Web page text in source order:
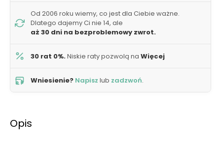
Od 2006 roku wiemy, co jest dla Ciebie ważne.
Dlatego dajemy Ci nie 14, ale
aż 30 dni na bezproblemowy zwrot.
30 rat 0%.Niskie raty pozwolą na Więcej
Wniesienie? Napisz lub zadzwoń.
Opis